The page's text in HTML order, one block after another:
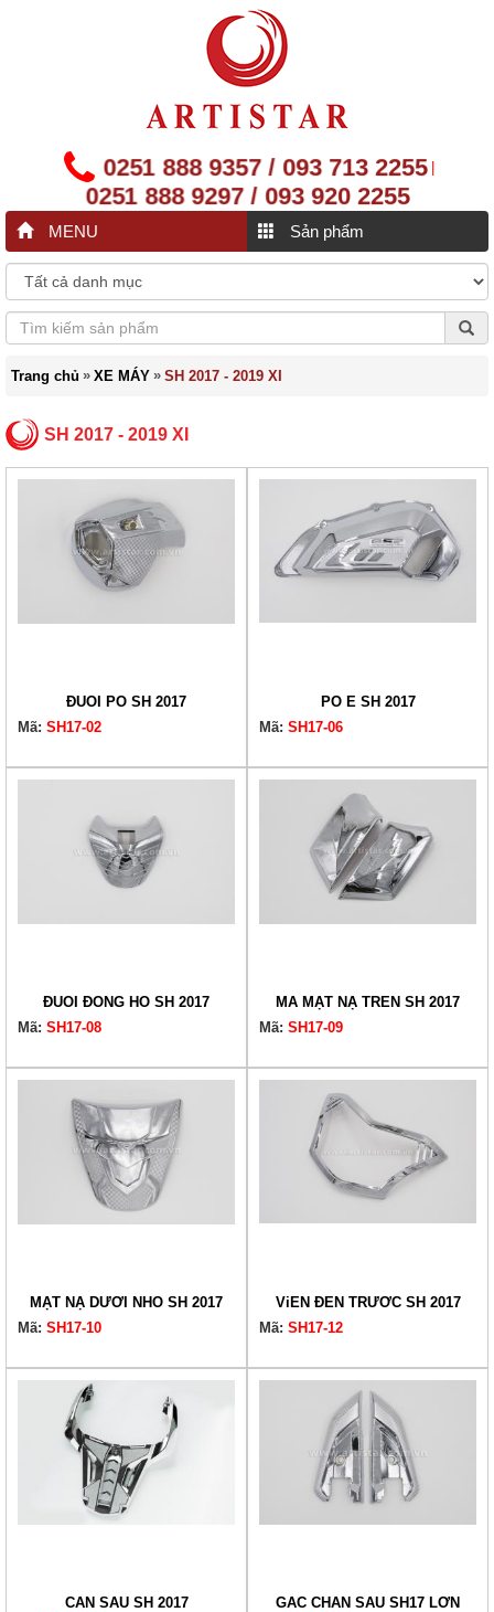
0251 888 9357 / 093 713 2255|
0251 888 9297 / 093 920 2255
MENU Sản phẩm
Trang chủ » XE MÁY » SH 2017 - 2019 XI
SH 2017 - 2019 XI
ĐUÔI PÔ SH 2017
Mã: SH17-02
PÔ E SH 2017
Mã: SH17-06
ĐUÔI ĐỒNG HỒ SH 2017
Mã: SH17-08
MÁ MẶT NẠ TRÊN SH 2017
Mã: SH17-09
MẶT NẠ DƯỚI NHỎ SH 2017
Mã: SH17-10
ViỀN ĐÈN TRƯỚC SH 2017
Mã: SH17-12
CẢN SAU SH 2017
GÁC CHÂN SAU SH17 LỚN